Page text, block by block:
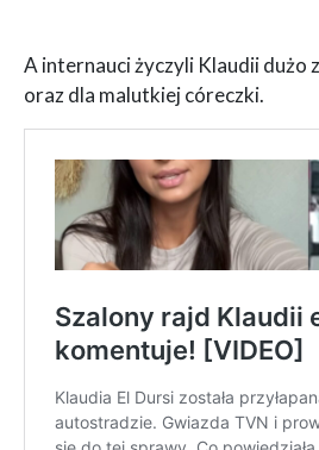
A internauci życzyli Klaudii dużo
oraz dla malutkiej córeczki.